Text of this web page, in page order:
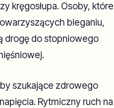
kręgosłupa. Osoby, które
bieganiu,
drogę do stopniowego
szukające zdrowego
Rytmiczny ruch na